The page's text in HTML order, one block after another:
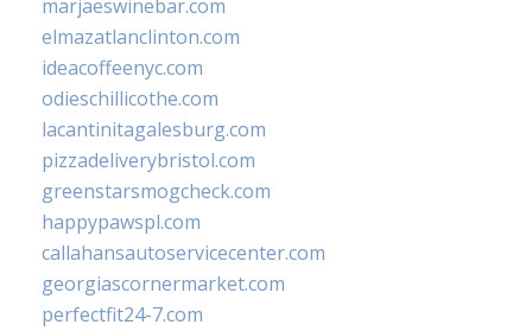
marjaeswinebar.com
elmazatlanclinton.com
ideacoffeenyc.com
odieschillicothe.com
lacantinitagalesburg.com
pizzadeliverybristol.com
greenstarsmogcheck.com
happypawspl.com
callahansautoservicecenter.com
georgiascornermarket.com
perfectfit24-7.com